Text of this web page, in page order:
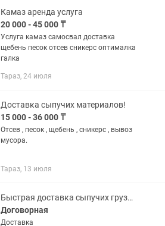
Камаз аренда услуга
20 000 - 45 000 ₸
Услуга камаз самосвал доставка
щебень песок отсев сникерс оптималка
галка
Тараз, 24 июля
Доставка сыпучих материалов!
15 000 - 36 000 ₸
Отсев , песок , щебень , сникерс , вывоз
мусора.
Тараз, 13 июля
Быстрая доставка сыпучих грузов.
Договорная
Доставка